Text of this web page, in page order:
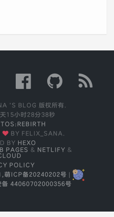
'S BLOG 版权所有.
15小时28分38秒
BY FELIX_SANA.
BY HEXO
PAGES & NETLIFY &
POLICY
萌ICP备20240202号
备 44060702000356号